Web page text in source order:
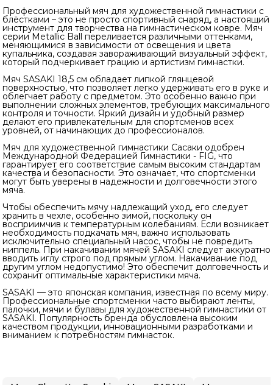
Профессиональный мяч для художественной гимнастики с
блёстками – это не просто спортивный снаряд, а настоящий
инструмент для творчества на гимнастическом ковре. Мяч
серии Metallic Ball переливается различными оттенками,
меняющимися в зависимости от освещения и цвета
купальника, создавая завораживающий визуальный эффект,
который подчеркивает грацию и артистизм гимнастки.
Мяч SASAKI 18,5 см обладает липкой глянцевой
поверхностью, что позволяет легко удерживать его в руке и
облегчает работу с предметом. Это особенно важно при
выполнении сложных элементов, требующих максимального
контроля и точности. Яркий дизайн и удобный размер
делают его привлекательным для спортсменов всех
уровней, от начинающих до профессионалов.
Мяч для художественной гимнастики Сасаки одобрен
Международной Федерацией Гимнастики - FIG, что
гарантирует его соответствие самым высоким стандартам
качества и безопасности. Это означает, что спортсменки
могут быть уверены в надежности и долговечности этого
мяча.
Чтобы обеспечить мячу надлежащий уход, его следует
хранить в чехле, особенно зимой, поскольку он
восприимчив к температурным колебаниям. Если возникает
необходимость подкачать мяч, важно использовать
исключительно специальный насос, чтобы не повредить
ниппель. При накачивании мячей SASAKI следует аккуратно
вводить иглу строго под прямым углом. Накачивание под
другим углом недопустимо! Это обеспечит долговечность и
сохранит оптимальные характеристики мяча.
SASAKI — это японская компания, известная по всему миру.
Профессиональные спортсменки часто выбирают ленты,
палочки, мячи и булавы для художественной гимнастики от
SASAKI. Популярность бренда обусловлена высоким
качеством продукции, инновационными разработками и
вниманием к потребностям гимнасток.